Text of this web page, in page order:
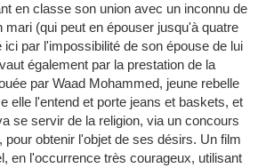
en classe son union avec un inconnu de
mari (qui peut en épouser jusqu'à quatre
par l'impossibilité de son épouse de lui
également par la prestation de la
par Waad Mohammed, jeune rebelle
elle l'entend et porte jeans et baskets, et
se servir de la religion, via un concours
pour obtenir l'objet de ses désirs. Un film
en l'occurrence très courageux, utilisant